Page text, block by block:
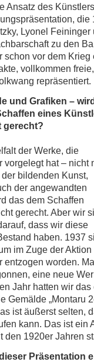
Ansatz des
Lyonel
zu den
schon vor dem
vollkommen
repräsentiert.
und Grafiken –
eines
gerecht?
der Werke, die
vorgelegt hat – nicht
bildenden Kunst,
der angewandten
das dem Schaffen
gerecht. Aber wir
dass wir diese
haben. 1937
im Zuge der
entzogen worden.
eine neue
Jahr hatten wir
Gemälde „Montaru
ist äußerst selten,
kann. Das ist ein
den 1920er Jahren
Präsentation